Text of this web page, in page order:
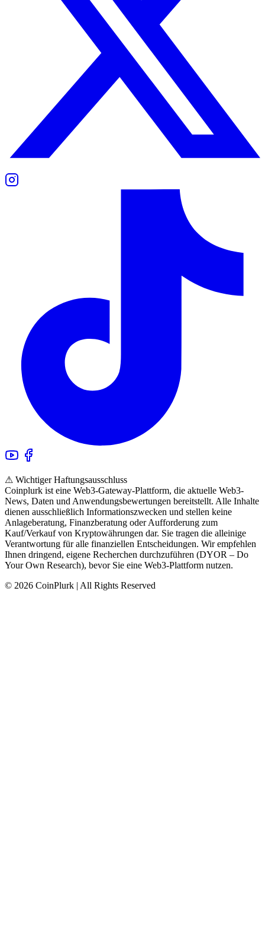
⚠ Wichtiger Haftungsausschluss
Coinplurk ist eine Web3-Gateway-Plattform, die aktuelle Web3-
News, Daten und Anwendungsbewertungen bereitstellt. Alle Inhalte
dienen ausschließlich Informationszwecken und stellen keine
Anlageberatung, Finanzberatung oder Aufforderung zum
Kauf/Verkauf von Kryptowährungen dar. Sie tragen die alleinige
Verantwortung für alle finanziellen Entscheidungen. Wir empfehlen
Ihnen dringend, eigene Recherchen durchzuführen (DYOR – Do
Your Own Research), bevor Sie eine Web3-Plattform nutzen.
© 2026 CoinPlurk | All Rights Reserved